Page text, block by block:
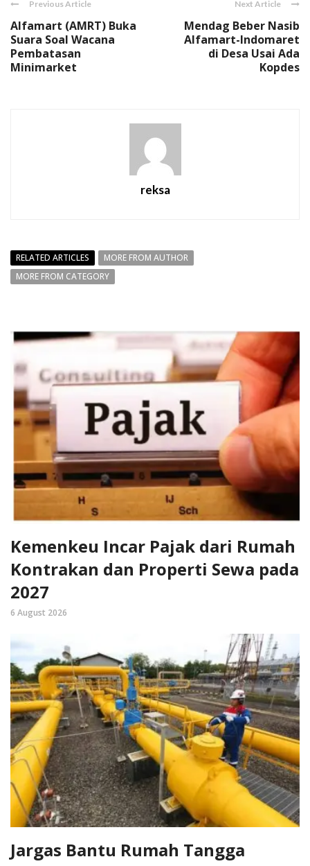
Previous Article
Alfamart (AMRT) Buka
Suara Soal Wacana
Pembatasan
Minimarket
Next Article
Mendag Beber Nasib
Alfamart-Indomaret
di Desa Usai Ada
Kopdes
reksa
RELATED ARTICLES
MORE FROM AUTHOR
MORE FROM CATEGORY
Kemenkeu Incar Pajak dari Rumah
Kontrakan dan Properti Sewa pada
2027
6 August 2026
Jargas Bantu Rumah Tangga